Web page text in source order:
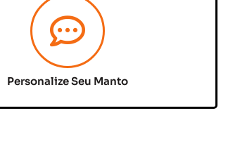
Personalize Seu Manto